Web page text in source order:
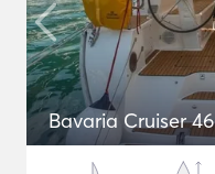
Bavaria Cruiser 46